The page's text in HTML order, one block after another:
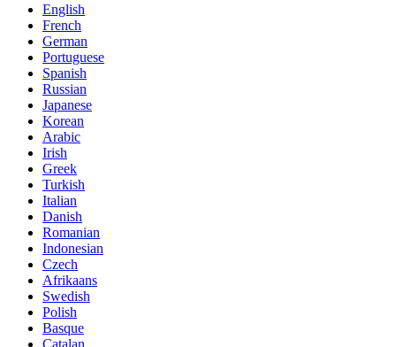
English
French
German
Portuguese
Spanish
Russian
Japanese
Korean
Arabic
Irish
Greek
Turkish
Italian
Danish
Romanian
Indonesian
Czech
Afrikaans
Swedish
Polish
Basque
Catalan